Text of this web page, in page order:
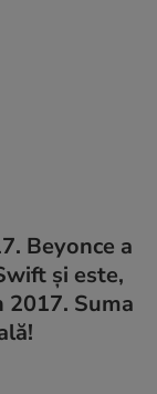
Beyonce a
și este,
2017. Suma